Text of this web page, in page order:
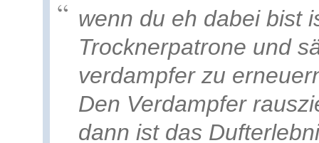
wenn du eh dabei bist
Trocknerpatrone und
verdampfer zu
Den Verdampfer
dann ist das